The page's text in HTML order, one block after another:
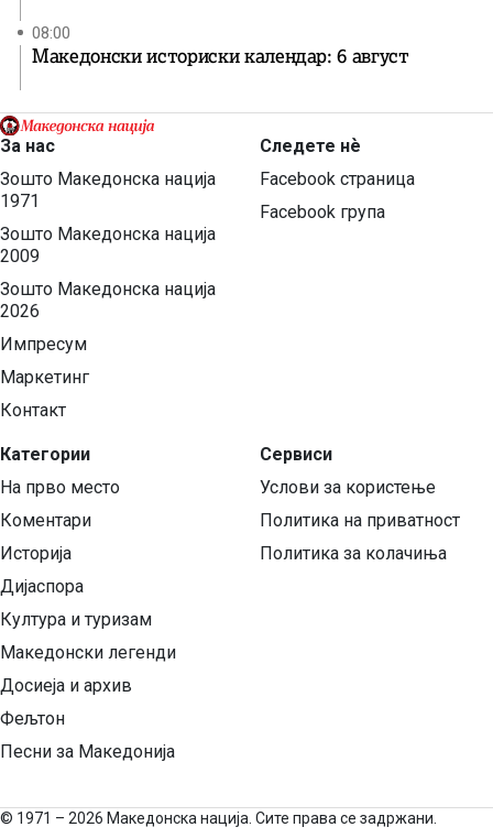
08:00
Македонски историски календар: 6 август
За нас
Зошто Македонска нација
1971
Зошто Македонска нација
2009
Зошто Македонска нација
2026
Импресум
Маркетинг
Контакт
Категории
На прво место
Коментари
Историја
Дијаспора
Култура и туризам
Македонски легенди
Досиеја и архив
Фељтон
Песни за Македонија
Следете нѐ
Facebook страница
Facebook група
Сервиси
Услови за користење
Политика на приватност
Политика за колачиња
© 1971 – 2026 Македонска нација. Сите права се задржани.